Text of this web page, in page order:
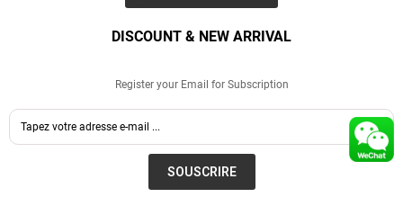
DISCOUNT & NEW ARRIVAL
Register your Email for Subscription
SOUSCRIRE